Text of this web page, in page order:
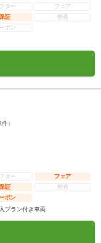
ター
フェア
証
整備
ポン
件）
ター
フェア
証
整備
ポン
プラン付き車両